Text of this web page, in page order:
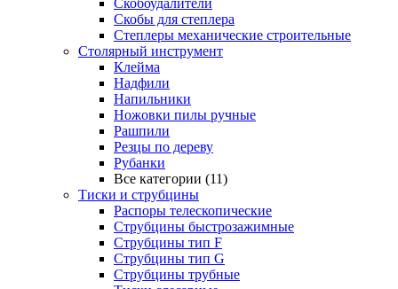
Скобоудалители
Скобы для степлера
Степлеры механические строительные
Столярный инструмент
Клейма
Надфили
Напильники
Ножовки пилы ручные
Рашпили
Резцы по дереву
Рубанки
Все категории (11)
Тиски и струбцины
Распоры телескопические
Струбцины быстрозажимные
Струбцины тип F
Струбцины тип G
Струбцины трубные